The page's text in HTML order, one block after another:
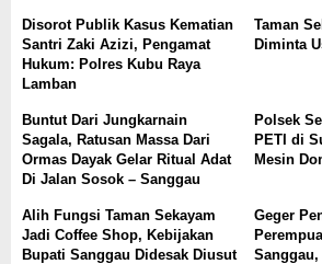
Disorot Publik Kasus Kematian
Santri Zaki Azizi, Pengamat
Hukum: Polres Kubu Raya
Lamban
Taman
Diminta
Buntut Dari Jungkarnain
Sagala, Ratusan Massa Dari
Ormas Dayak Gelar Ritual Adat
Di Jalan Sosok – Sanggau
Polsek
PETI di
Mesin
Alih Fungsi Taman Sekayam
Jadi Coffee Shop, Kebijakan
Bupati Sanggau Didesak Diusut
Geger